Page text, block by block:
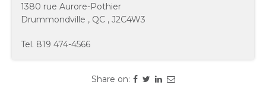
1380 rue Aurore-Pothier
Drummondville , QC , J2C4W3
Tel. 819 474-4566
Share on: